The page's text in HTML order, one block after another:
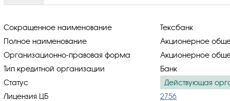
Сокращенное наименование
Тексбанк
Полное наименование
Акционерное
Организационно-правовая форма
Акционерное
Тип кредитной организации
Банк
Статус
Действующая
Лицензия ЦБ
2756